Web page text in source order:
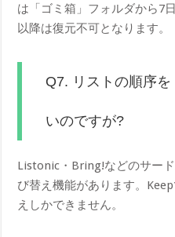
は「ゴミ箱」フォルダから7
以降は復元不可となります。
Q7. リストの順序
いのですが?
Listonic・Bring!などのサー
び替え機能があります。
えしかできません。